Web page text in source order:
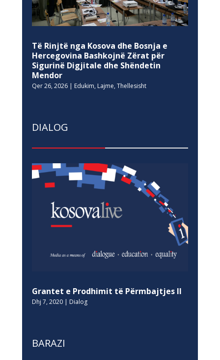
Të Rinjtë nga Kosova dhe Bosnja e
Hercegovina Bashkojnë Zërat për
Sigurinë Digjitale dhe Shëndetin
Mendor
Qer 26, 2026| Edukim, Lajme, Thellesisht
DIALOG
Grantet e Prodhimit të Përmbajtjes II
Dhj 7, 2020| Dialog
BARAZI